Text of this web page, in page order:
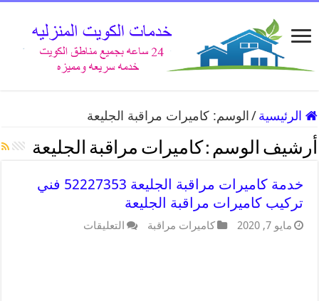
الرئيسية / الوسم:كاميرات مراقبة الجليعة
أرشيف الوسم : كاميرات مراقبة الجليعة
خدمة كاميرات مراقبة الجليعة 52227353 فني
تركيب كاميرات مراقبة الجليعة
مايو 7, 2020 كاميرات مراقبة التعليقات